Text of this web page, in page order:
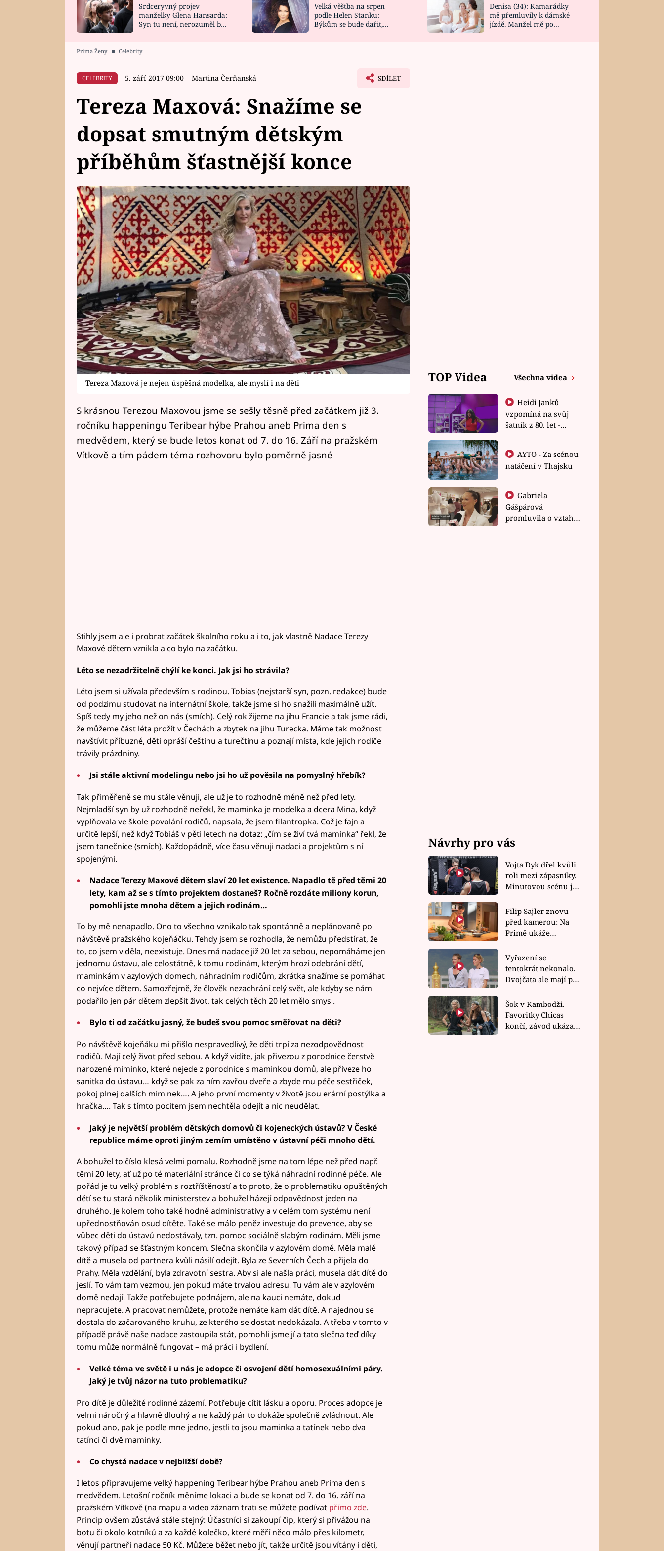
HOROSKOP NA
CELEBRITY
VAŘENÍ
NOVINKY
VIDEORECEPTY
DESIGN
Srdceryvný projev
manželky Glena Hansarda:
Syn tu není, nerozuměl by
Velká věštba na srpen
podle Helen Stanku:
Býkům se bude dařit,
Denisa (34): Kamarádky
mě přemluvily k dámské
jízdě. Manžel mě po
Prima Ženy ■ Celebrity
CELEBRITY 5. září 2017 09:00 Martina Čerňanská SDÍLET
Tereza Maxová: Snažíme se
dopsat smutným dětským
příběhům šťastnější konce
Tereza Maxová je nejen úspěšná modelka, ale myslí i na děti
S krásnou Terezou Maxovou jsme se sešly těsně před začátkem již 3.
ročníku happeningu Teribear hýbe Prahou aneb Prima den s
medvědem, který se bude letos konat od 7. do 16. Září na pražském
Vítkově a tím pádem téma rozhovoru bylo poměrně jasné
Stihly jsem ale i probrat začátek školního roku a i to, jak vlastně Nadace Terezy
Maxové dětem vznikla a co bylo na začátku.
Léto se nezadržitelně chýlí ke konci. Jak jsi ho strávila?
Léto jsem si užívala především s rodinou. Tobias (nejstarší syn, pozn. redakce) bude
od podzimu studovat na internátní škole, takže jsme si ho snažili maximálně užít.
Spíš tedy my jeho než on nás (smích). Celý rok žijeme na jihu Francie a tak jsme rádi,
že můžeme část léta prožít v Čechách a zbytek na jihu Turecka. Máme tak možnost
navštívit příbuzné, děti opráší češtinu a turečtinu a poznají místa, kde jejich rodiče
trávily prázdniny.
Jsi stále aktivní modelingu nebo jsi ho už pověsila na pomyslný hřebík?
Tak přiměřeně se mu stále věnuji, ale už je to rozhodně méně než před lety.
Nejmladší syn by už rozhodně neřekl, že maminka je modelka a dcera Mina, když
vyplňovala ve škole povolání rodičů, napsala, že jsem filantropka. Což je fajn a
určitě lepší, než když Tobiáš v pěti letech na dotaz: „čím se živí tvá maminka“ řekl, že
jsem tanečnice (smích). Každopádně, více času věnuji nadaci a projektům s ní
spojenými.
Nadace Terezy Maxové dětem slaví 20 let existence. Napadlo tě před těmi 20
lety, kam až se s tímto projektem dostaneš? Ročně rozdáte miliony korun,
pomohli jste mnoha dětem a jejich rodinám…
To by mě nenapadlo. Ono to všechno vznikalo tak spontánně a neplánovaně po
návštěvě pražského kojeňáčku. Tehdy jsem se rozhodla, že nemůžu předstírat, že
to, co jsem viděla, neexistuje. Dnes má nadace již 20 let za sebou, nepomáháme jen
jednomu ústavu, ale celostátně, k tomu rodinám, kterým hrozí odebrání dětí,
maminkám v azylových domech, náhradním rodičům, zkrátka snažíme se pomáhat
co nejvíce dětem. Samozřejmě, že člověk nezachrání celý svět, ale kdyby se nám
podařilo jen pár dětem zlepšit život, tak celých těch 20 let mělo smysl.
Bylo ti od začátku jasný, že budeš svou pomoc směřovat na děti?
Po návštěvě kojeňáku mi přišlo nespravedlivý, že děti trpí za nezodpovědnost
rodičů. Mají celý život před sebou. A když vidíte, jak přivezou z porodnice čerstvě
narozené miminko, které nejede z porodnice s maminkou domů, ale přiveze ho
sanitka do ústavu… když se pak za ním zavřou dveře a zbyde mu péče sestřiček,
pokoj plnej dalších miminek…. A jeho první momenty v životě jsou erární postýlka a
hračka…. Tak s tímto pocitem jsem nechtěla odejít a nic neudělat.
Jaký je největší problém dětských domovů či kojeneckých ústavů? V České
republice máme oproti jiným zemím umístěno v ústavní péči mnoho dětí.
A bohužel to číslo klesá velmi pomalu. Rozhodně jsme na tom lépe než před např.
těmi 20 lety, ať už po té materiální stránce či co se týká náhradní rodinné péče. Ale
pořád je tu velký problém s roztříštěností a to proto, že o problematiku opuštěných
dětí se tu stará několik ministerstev a bohužel házejí odpovědnost jeden na
druhého. Je kolem toho také hodně administrativy a v celém tom systému není
upřednostňován osud dítěte. Také se málo peněz investuje do prevence, aby se
vůbec děti do ústavů nedostávaly, tzn. pomoc sociálně slabým rodinám. Měli jsme
takový případ se šťastným koncem. Slečna skončila v azylovém domě. Měla malé
dítě a musela od partnera kvůli násilí odejít. Byla ze Severních Čech a přijela do
Prahy. Měla vzdělání, byla zdravotní sestra. Aby si ale našla práci, musela dát dítě do
jeslí. To vám tam vezmou, jen pokud máte trvalou adresu. Tu vám ale v azylovém
domě nedají. Takže potřebujete podnájem, ale na kauci nemáte, dokud
nepracujete. A pracovat nemůžete, protože nemáte kam dát dítě. A najednou se
dostala do začarovaného kruhu, ze kterého se dostat nedokázala. A třeba v tomto v
případě právě naše nadace zastoupila stát, pomohli jsme jí a tato slečna teď díky
tomu může normálně fungovat – má práci i bydlení.
Velké téma ve světě i u nás je adopce či osvojení dětí homosexuálními páry.
Jaký je tvůj názor na tuto problematiku?
Pro dítě je důležité rodinné zázemí. Potřebuje cítit lásku a oporu. Proces adopce je
velmi náročný a hlavně dlouhý a ne každý pár to dokáže společně zvládnout. Ale
pokud ano, pak je podle mne jedno, jestli to jsou maminka a tatínek nebo dva
tatínci či dvě maminky.
Co chystá nadace v nejbližší době?
I letos připravujeme velký happening Teribear hýbe Prahou aneb Prima den s
medvědem. Letošní ročník měníme lokaci a bude se konat od 7. do 16. září na
pražském Vítkově (na mapu a video záznam trati se můžete podívat přímo zde.
Princip ovšem zůstává stále stejný: Účastníci si zakoupí čip, který si přivážou na
botu či okolo kotníků a za každé kolečko, které měří něco málo přes kilometr,
věnují partneři nadace 50 Kč. Můžete běžet nebo jít, takže určitě jsou vítány i děti,
TOP Videa Všechna videa
Heidi Janků
vzpomíná na svůj
šatník z 80. let -
natáčení v Thajsku
Gabriela
Gášpárová
promluvila o vztahu
Návrhy pro vás
Vojta Dyk dřel kvůli
roli mezi zápasníky.
Minutovou scénu jel
Filip Sajler znovu
před kamerou: Na
Primě ukáže
rychlé recepty
Vyřazení se
tentokrát nekonalo.
Dvojčata ale mají po
závodu nůž na krku
Šok v Kambodži.
Favoritky Chicas
končí, závod ukázal